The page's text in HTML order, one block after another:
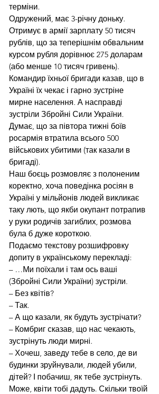
терміни.
Одружений, має 3-річну доньку.
Отримує в армії зарплату 50 тисяч
рублів, що за теперішнім обвальним
курсом рубля дорівнює 275 доларам
(або менше 10 тисяч гривень).
Командир їхньої бригади казав, що в
Україні їх чекає і гарно зустріне
мирне населення. А насправді
зустріли Збройні Сили України.
Думає, що за півтора тижні боїв
росармія втратила всього 500
військових убитими (так казали в
бригаді).
Наш боєць розмовляє з полоненим
коректно, хоча поведінка росіян в
Україні у мільйонів людей викликає
таку лють, що якби окупант потрапив
у руки родичів загиблих, розмова
була б дуже короткою.
Подаємо текстову розшифровку
допиту в українському перекладі:
– …Ми поїхали і там ось ваші
(Збройні Сили України) зустріли.
– Без квітів?
– Так.
– А що казали, як будуть зустрічати?
– Комбриг сказав, що нас чекають,
зустрінуть люди мирні.
– Хочеш, заведу тебе в село, де ви
будинки зруйнували, людей убили,
дітей? І побачиш, як тебе зустрінуть.
Може, квіти тобі дадуть. Скільки твоїй